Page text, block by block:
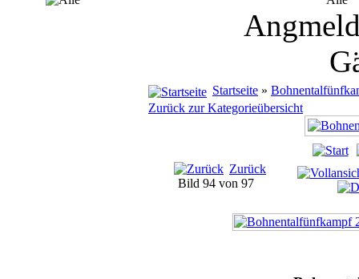
Startseite »
Zurück zur Kategorieübersicht
Zurück
Bild 94 von 97